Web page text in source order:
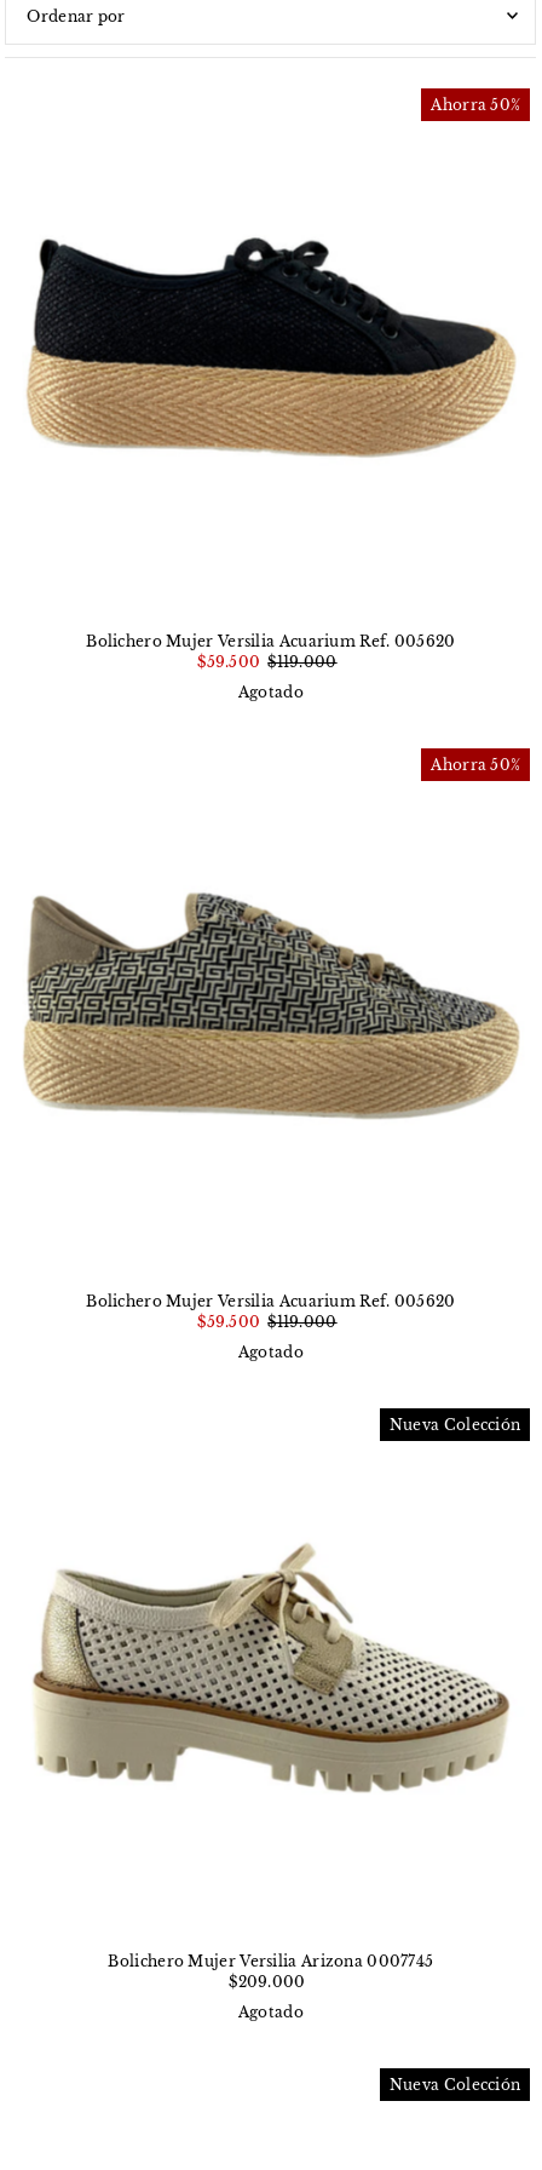
Características
Precio, menor a mayor
Precio, mayor a menor
Fecha: antiguo(a) a reciente
Fecha: reciente a antiguo(a)
Ahorra 50%
Bolichero Mujer Versilia Acuarium Ref. 005620
$59.500 $119.000
Agotado
Ahorra 50%
Bolichero Mujer Versilia Acuarium Ref. 005620
$59.500 $119.000
Agotado
Nueva Colección
Bolichero Mujer Versilia Arizona 0007745
$209.000
Agotado
Nueva Colección